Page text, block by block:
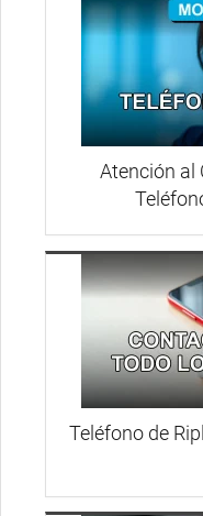
Atención al
Teléfono de